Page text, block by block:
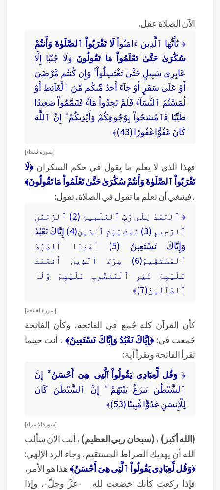
الآن الصلاة عقل.
﴿ يَٰٓأَيُّهَا ٱلَّذِينَ ءَامَنُواْلَا تَقْرَبُواْ ٱلصَّلَوٰةَ وَأَنتُمْ
سُكَٰرَىٰ حَتَّىٰ تَعْلَمُواْ مَا تَقُولُونَ وَلَا جُنُبًا إِلَّا
عَابِرِى سَبِيلٍ حَتَّىٰ تَغْتَسِلُواْ ۚ وَإِن كُنتُم مَّرْضَىٰٓ
أَوْ عَلَىٰ سَفَرٍ أَوْ جَآءَ أَحَدٌ مِّنكُم مِّنَ ٱلْغَآئِطِ أَوْ
لَٰمَسْتُمُ ٱلنِّسَآءَ فَلَمْ تَجِدُواْ مَآءً فَتَيَمَّمُواْ صَعِيدًا
طَيِّبًا فَٱمْسَحُواْ بِوُجُوهِكُمْ وَأَيْدِيكُمْ ۗ إِنَّ ٱللَّهَ
كَانَ عَفُوًّا غَفُورًا (43)﴾
[ سورة النساء ]
فهذا الذي لا يعلم ما يقول في حكم السكران ﴿لَا
تَقْرَبُواْ ٱلصَّلَوٰةَ وَأَنتُمْ سُكَٰرَىٰ حَتَّىٰ تَعْلَمُواْ مَا تَقُولُونَ﴾
، فينبغي أن تعلم ما تقول في الصلاة، تقول:
﴿ ٱلْحَمْدُ لِلَّهِ رَبِّ ٱلْعَٰلَمِينَ (2) ٱلرَّحْمَٰنِ
ٱلرَّحِيمِ (3) مَٰلِكِ يَوْمِ ٱلدِّينِ(4) إِيَّاكَ نَعْبُدُ
وَإِيَّاكَ نَسْتَعِينُ (5) ٱهْدِنَا ٱلصِّرَٰطَ
ٱلْمُسْتَقِيمَ(6) صِرَٰطَ ٱلَّذِينَ أَنْعَمْتَ
عَلَيْهِمْ غَيْرِ ٱلْمَغْضُوبِ عَلَيْهِمْ وَلَا
ٱلضَّآلِّينَ(7)﴾
[ سورة الفاتحة ]
كأن القرآن كله جُمع في الفاتحة، وكأن الفاتحة
جُمعت في:﴿إِيَّاكَ نَعْبُدُ وَإِيَّاكَ نَسْتَعِينُ﴾، أنت حينما
تقرأ الفاتحة وتقرأ آية:
﴿ وَقُل لِّعِبَادِى يَقُولُواْ ٱلَّتِى هِىَ أَحْسَنُ ۚ إِنَّ
ٱلشَّيْطَٰنَ يَنزَغُ بَيْنَهُمْ ۚ إِنَّ ٱلشَّيْطَٰنَ كَانَ
لِلْإِنسَٰنِ عَدُوًّا مُّبِينًا (53)﴾
[ سورة الإسراء ]
(الله أكبر) ،(سبحان ربي العظيم) ، أنت الآن سألت
الله أن يهديك الصراط المستقيم، وجاء الرد الإلهي:
﴿وَقُل لِّعِبَادِى يَقُولُواْ ٱلَّتِى هِىَ أَحْسَنُ﴾هذا هو الأمر،
فإذا ركعت كأنك خضعت لله -عزَّ وجلَّ-، وإذا